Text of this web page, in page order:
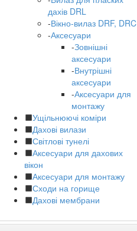
дахів DRL
-Вікно-вилаз DRF, DRC
-Аксесуари
-Зовнішні
аксесуари
-Внутрішні
аксесуари
-Аксесуари для
монтажу
Ущільнюючі коміри
Дахові вилази
Світлові тунелі
Аксесуари для дахових
вікон
Аксесуари для монтажу
Сходи на горище
Дахові мембрани